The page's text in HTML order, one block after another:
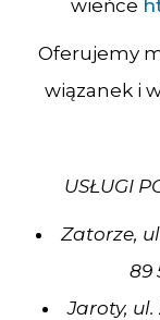
wieńce
Oferujemy
wiązanek i
USŁUGI
Zatorze,
89
Jaroty, ul.